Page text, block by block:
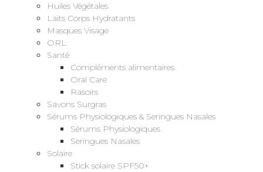
Huiles Végétales
Laits Corps Hydratants
Masques Visage
ORL
Santé
Compléments alimentaires
Oral Care
Rasoirs
Savons Surgras
Sérums Physiologiques & Seringues Nasales
Sérums Physiologiques
Seringues Nasales
Solaire
Stick solaire SPF50+